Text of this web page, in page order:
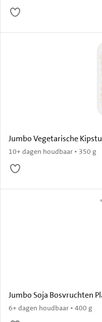
Jumbo Vegetarische
10+ dagen houdbaar • 350 g
Jumbo Soja Bosvruchten
6+ dagen houdbaar • 400 g